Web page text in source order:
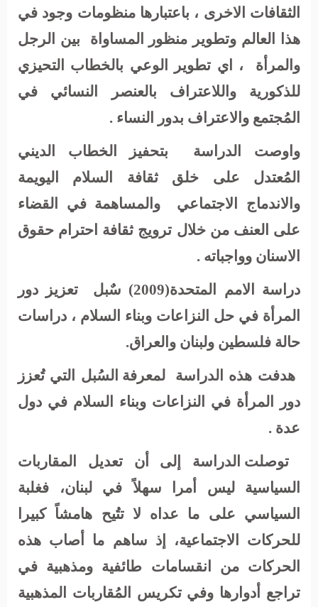
الثقافات الاخرى ، باعتبارها منظومات وجود في
هذا العالم وتطوير منظور المساواة
بين الرجل
والمرأة
، اي تطوير الوعي بالخطاب التحيزي
للذكورية واللاعتراف بالعنصر النسائي في
المُجتمع والاعتراف بدور النساء .
واوصت الدراسة
بتحفيز الخطاب الديني
المُعتدل على خلق ثقافة السلام اليويمة
والاندماج الاجتماعي
والمساهمة في القضاء
على العنف من خلال ترويج ثقافة احترام حقوق
الاسنان وواجباته .
دراسة الامم المتحدة(2009)
سٌبل
تعزيز دور
المرأة في حل النزاعات وبناء السلام ، دراسات
حالة فلسطين ولبنان والعراق.
هدفت هذه الدراسة
لمعرفة السُبل التي تُعزز
دور المرأة في النزاعات وبناء السلام في دول
عدة .
توصلت الدراسة إلى أن تعديل المقاربات
السياسية ليس أمرا سهلاًفي لبنان، فغلبة
السياسي على ما عداه لا تتُيح هامشاً كبيرا
للحركات الاجتماعية، إذ ساهم ما أصاب هذه
الحركات من انقسامات طائفية ومذهبية في
تراجع أدوارها وفي تكريس المُقاربات المذهبية